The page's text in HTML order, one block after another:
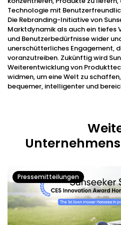
Technologie mit
Die Rebranding-Initiative von
Marktdynamik als auch ein tiefes
und Benutzerbedürfnisse wider
unerschütterliches Engagement,
voranzutreiben. Zukünftig wird
Weiterentwicklung von
widmen, um eine Welt zu
bequemer, intelligenter und
Pressemitteilungen